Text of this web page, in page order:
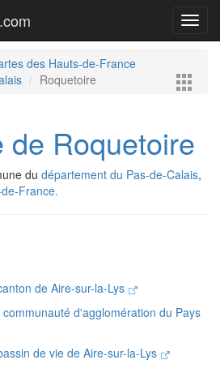
des Hauts-de-France
Roquetoire
de Roquetoire
du département du Pas-de-Calais,
France.
de Aire-sur-la-Lys
communauté d'agglomération du Pays
de vie de Aire-sur-la-Lys